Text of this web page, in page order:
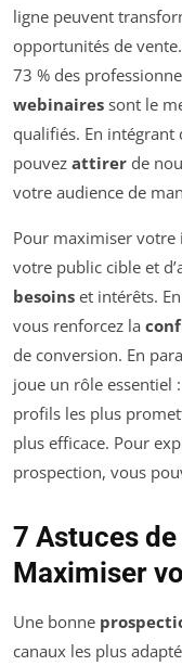
ligne peuvent
opportunités de
73 % des
webinaires sont le
qualifiés. En intégrant
pouvez attirer de
votre audience de
Pour maximiser
votre public cible et
besoins et intérêts.
vous renforcez la
de conversion. En
joue un rôle essentiel
profils les plus
plus efficace. Pour
prospection, vous
7 Astuces
Maximiser
Une bonne
canaux les plus